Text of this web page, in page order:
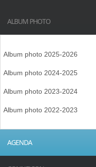
ALBUM PHOTO
Album photo 2025-2026
Album photo 2024-2025
Album photo 2023-2024
Album photo 2022-2023
AGENDA